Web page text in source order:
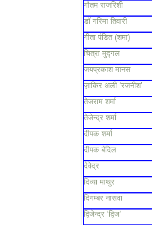
गौतम राजरिशी
डॉ गरिमा तिवारी
गीता पंडित (शमा)
चित्रा मुद्गल
जयप्रकाश मानस
ज़ाकिर अली ‘रजनीश’
तेजराम शर्मा
तेजेन्द्र शर्मा
दीपक शर्मा
दीपक बेदिल
देवेद्र
दिव्या माथुर
दिगम्बर नासवा
द्विजेन्द्र ‘द्विज’